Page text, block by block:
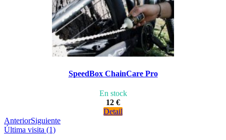
SpeedBox ChainCare Pro
En stock
12 €
Detail
AnteriorSiguiente
Última visita (1)